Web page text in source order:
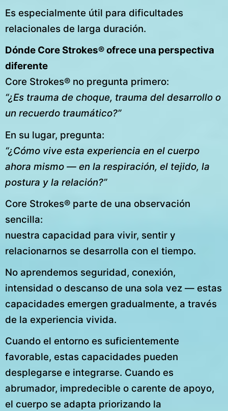
Es especialmente útil para dificultades
relacionales de larga duración.
Dónde Core Strokes® ofrece una perspectiva
diferente
Core Strokes® no pregunta primero:
“¿Es trauma de choque, trauma del desarrollo o
un recuerdo traumático?”
En su lugar, pregunta:
“¿Cómo vive esta experiencia en el cuerpo
ahora mismo — en la respiración, el tejido, la
postura y la relación?”
Core Strokes® parte de una observación
sencilla:
nuestra capacidad para vivir, sentir y
relacionarnos se desarrolla con el tiempo.
No aprendemos seguridad, conexión,
intensidad o descanso de una sola vez — estas
capacidades emergen gradualmente, a través
de la experiencia vivida.
Cuando el entorno es suficientemente
favorable, estas capacidades pueden
desplegarse e integrarse. Cuando es
abrumador, impredecible o carente de apoyo,
el cuerpo se adapta priorizando la